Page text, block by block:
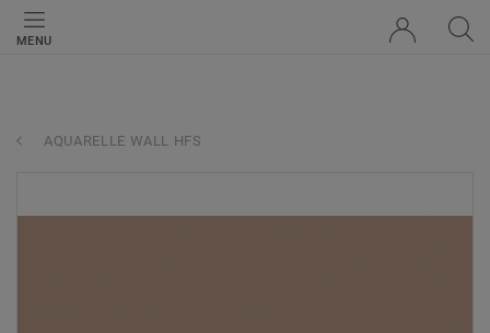
MENU
AQUARELLE WALL HFS